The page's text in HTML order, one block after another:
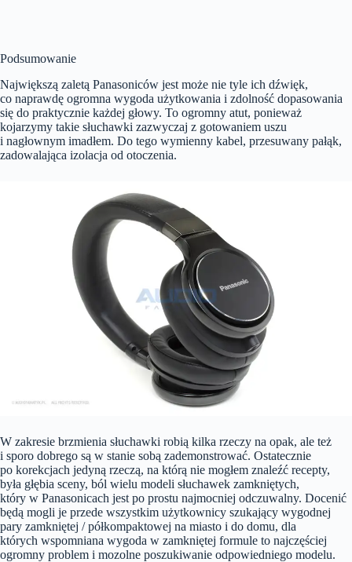
Podsumowanie
Największą zaletą Panasoniców jest może nie tyle ich dźwięk,
co naprawdę ogromna wygoda użytkowania i zdolność dopasowania
się do praktycznie każdej głowy. To ogromny atut, ponieważ
kojarzymy takie słuchawki zazwyczaj z gotowaniem uszu
i nagłownym imadłem. Do tego wymienny kabel, przesuwany pałąk,
zadowalająca izolacja od otoczenia.
W zakresie brzmienia słuchawki robią kilka rzeczy na opak, ale też
i sporo dobrego są w stanie sobą zademonstrować. Ostatecznie
po korekcjach jedyną rzeczą, na którą nie mogłem znaleźć recepty,
była głębia sceny, ból wielu modeli słuchawek zamkniętych,
który w Panasonicach jest po prostu najmocniej odczuwalny. Docenić
będą mogli je przede wszystkim użytkownicy szukający wygodnej
pary zamkniętej / półkompaktowej na miasto i do domu, dla
których wspomniana wygoda w zamkniętej formule to najczęściej
ogromny problem i mozolne poszukiwanie odpowiedniego modelu.